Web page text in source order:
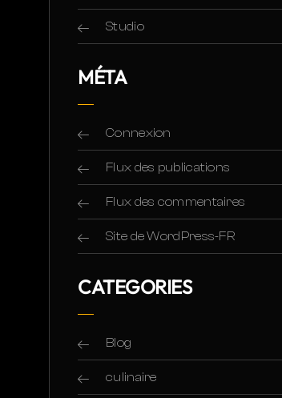
Studio
MÉTA
Connexion
Flux des publications
Flux des commentaires
Site de WordPress-FR
CATEGORIES
Blog
culinaire